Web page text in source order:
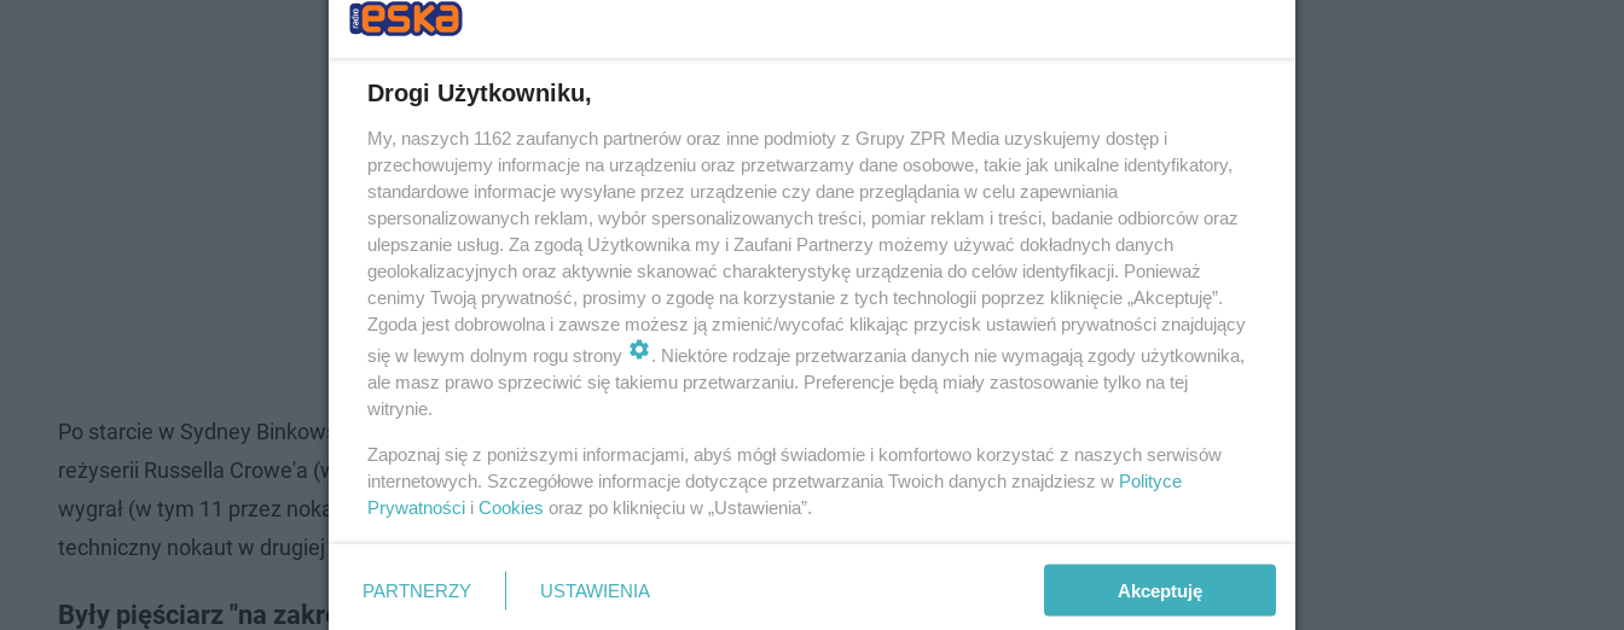
Po starcie w Sydney Binkowski przeszedł na zawodowstwo, walczył w USA, zagrał też w filmie "Człowiek ringu", w
reżyserii Russella Crowe'a (wcielił się w rolę boksera Johna Griffina). Na zawodowym ringu stoczył 24 walki, 16
wygrał (w tym 11 przez nokaut), pięć przegrał (dwie przez KO), trzy zremisował. Po porażce z Mikiem Mollo (przez
techniczny nokaut w drugiej rundzie) przerwał zawodową karierę.
Były pięściarz "na zakręcie"...
Drogi Użytkowniku,
My, naszych 1162 zaufanych partnerów oraz inne podmioty z Grupy ZPR Media uzyskujemy dostęp i
przechowujemy informacje na urządzeniu oraz przetwarzamy dane osobowe, takie jak unikalne identyfikatory,
standardowe informacje wysyłane przez urządzenie czy dane przeglądania w celu zapewniania
spersonalizowanych reklam, wybór spersonalizowanych treści, pomiar reklam i treści, badanie odbiorców oraz
ulepszanie usług. Za zgodą Użytkownika my i Zaufani Partnerzy możemy używać dokładnych danych
geolokalizacyjnych oraz aktywnie skanować charakterystykę urządzenia do celów identyfikacji. Ponieważ
cenimy Twoją prywatność, prosimy o zgodę na korzystanie z tych technologii poprzez kliknięcie „Akceptuję”.
Zgoda jest dobrowolna i zawsze możesz ją zmienić/wycofać klikając przycisk ustawień prywatności znajdujący
się w lewym dolnym rogu strony
. Niektóre rodzaje przetwarzania danych nie wymagają zgody użytkownika,
ale masz prawo sprzeciwić się takiemu przetwarzaniu. Preferencje będą miały zastosowanie tylko na tej
witrynie.
Zapoznaj się z poniższymi informacjami, abyś mógł świadomie i komfortowo korzystać z naszych serwisów
internetowych. Szczegółowe informacje dotyczące przetwarzania Twoich danych znajdziesz w Polityce
Prywatności i Cookies oraz po kliknięciu w „Ustawienia”.
PARTNERZY USTAWIENIA Akceptuję